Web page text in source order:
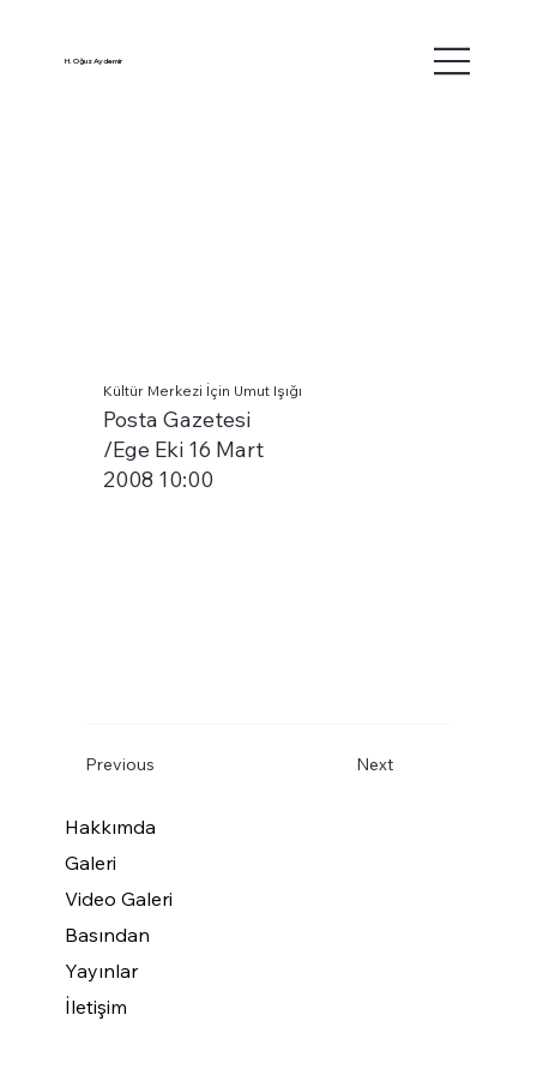
H. Oğuz Aydemir
Kültür Merkezi İçin Umut Işığı
Posta Gazetesi
/Ege Eki 16 Mart
2008 10:00
Previous Next
Hakkımda
Galeri
Video Galeri
Basından
Yayınlar
İletişim